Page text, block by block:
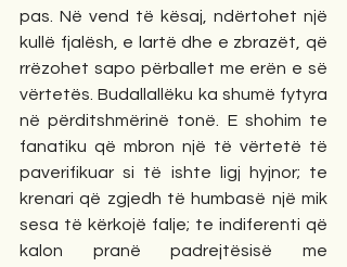
pas. Në vend të kësaj, ndërtohet një
kullë fjalësh, e lartë dhe e zbrazët, që
rrëzohet sapo përballet me erën e së
vërtetës. Budallallëku ka shumë fytyra
në përditshmërinë tonë. E shohim te
fanatiku që mbron një të vërtetë të
paverifikuar si të ishte ligj hyjnor; te
krenari që zgjedh të humbasë një mik
sesa të kërkojë falje; te indiferenti që
kalon pranë padrejtësisë me